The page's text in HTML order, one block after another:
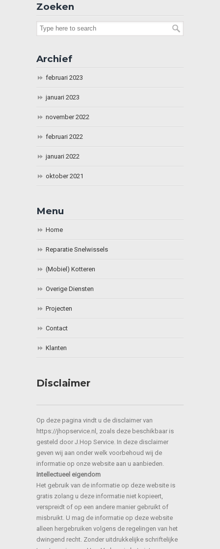
Zoeken
Archief
februari 2023
januari 2023
november 2022
februari 2022
januari 2022
oktober 2021
Menu
Home
Reparatie Snelwissels
(Mobiel) Kotteren
Overige Diensten
Projecten
Contact
Klanten
Disclaimer
Op deze pagina vindt u de disclaimer van
https://jhopservice.nl, zoals deze beschikbaar is
gesteld door J.Hop Service. In deze disclaimer
geven wij aan onder welk voorbehoud wij de
informatie op onze website aan u aanbieden.
Intellectueel eigendom
Het gebruik van de informatie op deze website is
gratis zolang u deze informatie niet kopieert,
verspreidt of op een andere manier gebruikt of
misbruikt. U mag de informatie op deze website
alleen hergebruiken volgens de regelingen van het
dwingend recht. Zonder uitdrukkelijke schriftelijke